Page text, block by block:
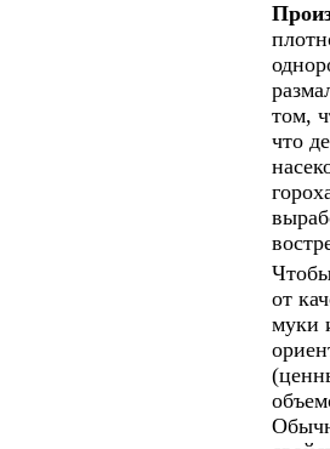
том,
что
от
муки